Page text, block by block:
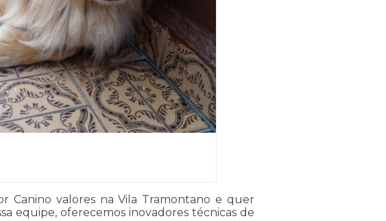
Canino valores na Vila Tramontano e quer
equipe, oferecemos inovadores técnicas de